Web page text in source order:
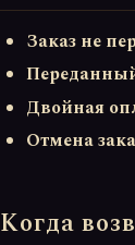
Заказ не
Двойная
Отмена
Когда